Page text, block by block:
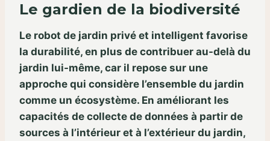
Le gardien de la biodiversité
Le robot de jardin privé et intelligent favorise
la durabilité, en plus de contribuer au-delà du
jardin lui-même, car il repose sur une
approche qui considère l’ensemble du jardin
comme un écosystème. En améliorant les
capacités de collecte de données à partir de
sources à l’intérieur et à l’extérieur du jardin,